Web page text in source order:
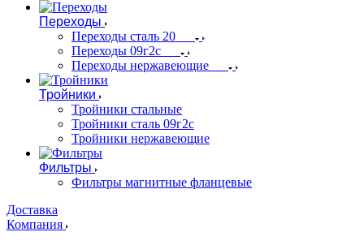
Переходы
Переходы сталь 20
Переходы 09г2с
Переходы нержавеющие
Тройники
Тройники стальные
Тройники сталь 09г2с
Тройники нержавеющие
Фильтры
Фильтры магнитные фланцевые
Доставка
Компания